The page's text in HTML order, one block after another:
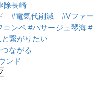
除長崎
#電気代削減
#Vファー
コンペ #パサージュ琴海 #
繋がりたい
ながる
ンド